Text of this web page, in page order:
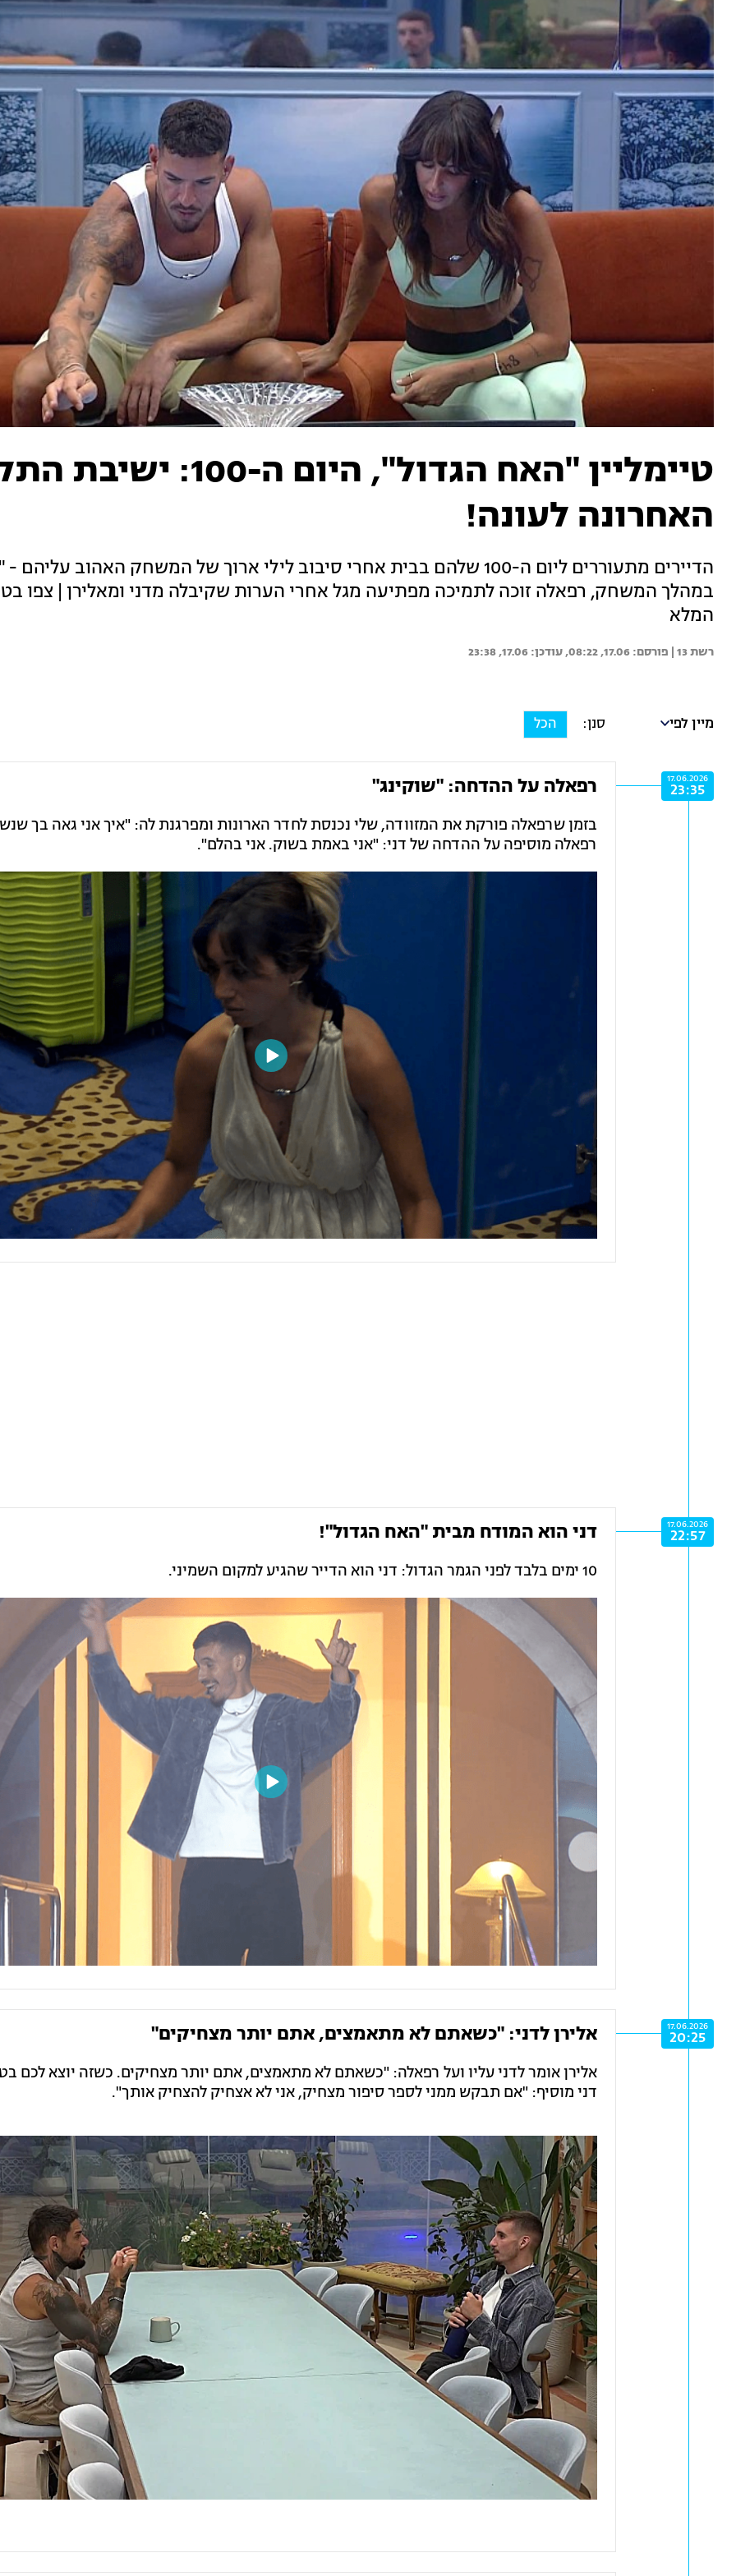
טיימליין "האח הגדול", היום ה-100:
האחרונה לעונה!
הדיירים מתעוררים ליום ה-100 שלהם בבית אחרי סיבוב לילי ארוך של המשחק האהוב
במהלך המשחק, רפאלה זוכה לתמיכה מפתיעה מגל אחרי הערות שקיבלה מדני ומאלירן | צפו
המלא
רשת 13 | 17.06, 08:22
17.06, 23:38
מיין לפי הכל
17.06.2026
23:35 רפאלה על ההדחה: "שוקינג"
בזמן שרפאלה פורקת את המזוודה, שלי נכנסת לחדר הארונות ומפרגנת לה: "איך אני גאה בך
רפאלה מוסיפה על ההדחה של דני: "אני באמת בשוק. אני בהלם".
17.06.2026
22:57 דני הוא המודח מבית "האח הגדול"!
10 ימים בלבד לפני הגמר הגדול: דני הוא הדייר שהגיע למקום השמיני.
17.06.2026
20:25 אלירן לדני: "כשאתם לא מתאמצים, אתם יותר מצחיקים"
אלירן אומר לדני עליו ועל רפאלה: "כשאתם לא מתאמצים, אתם יותר מצחיקים. כשזה יוצא לכם
דני מוסיף: "אם תבקש ממני לספר סיפור מצחיק, אני לא אצחיק להצחיק אותך".